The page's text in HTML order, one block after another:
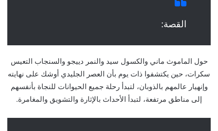
القصة:
حول الماموث ماني والكسول سيد والنمر دييجو والسنجاب التعيس
سكرات، حين يكتشفوا ذات يوم بأن العصر الجليدي أوشك على نهايته
وإنهيار عالمهم بالذوبان، لتبدأ رحلة جميع الحيوانات للنجاة بأنفسهم
إلى مناطق مرتفعة، لتبدأ الأحداث بالإثارة والتشويق والمغامرة.